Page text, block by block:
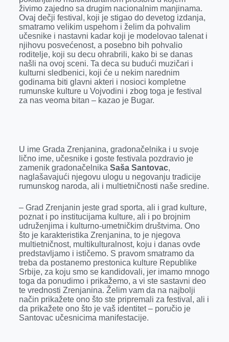
živimo zajedno sa drugim nacionalnim manjinama.
Ovaj dečji festival, koji je stigao do devetog izdanja,
smatramo velikim uspehom i želim da pohvalim
učesnike i nastavni kadar koji je modelovao talenat i
njihovu posvećenost, a posebno bih pohvalio
roditelje, koji su decu ohrabrili, kako bi se danas
našli na ovoj sceni. Ta deca su budući muzičari i
kulturni sledbenici, koji će u nekim narednim
godinama biti glavni akteri i nosioci kompletne
rumunske kulture u Vojvodini i zbog toga je festival
za nas veoma bitan – kazao je Bugar.
U ime Grada Zrenjanina, gradonačelnika i u svoje
lično ime, učesnike i goste festivala pozdravio je
zamenik gradonačelnika Saša Santovac,
naglašavajući njegovu ulogu u negovanju tradicije
rumunskog naroda, ali i multietničnosti naše sredine.
– Grad Zrenjanin jeste grad sporta, ali i grad kulture,
poznat i po institucijama kulture, ali i po brojnim
udruženjima i kulturno-umetničkim društvima. Ono
što je karakteristika Zrenjanina, to je njegova
multietničnost, multikulturalnost, koju i danas ovde
predstavljamo i ističemo. S pravom smatramo da
treba da postanemo prestonica kulture Republike
Srbije, za koju smo se kandidovali, jer imamo mnogo
toga da ponudimo i prikažemo, a vi ste sastavni deo
te vrednosti Zrenjanina. Želim vam da na najbolji
način prikažete ono što ste pripremali za festival, ali i
da prikažete ono što je vaš identitet – poručio je
Santovac učesnicima manifestacije.